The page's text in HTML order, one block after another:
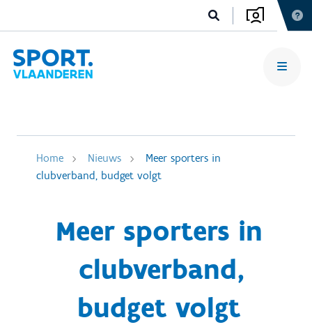
Home Nieuws
Meer sporters in
clubverband, budget volgt
Meer sporters in
clubverband,
budget volgt